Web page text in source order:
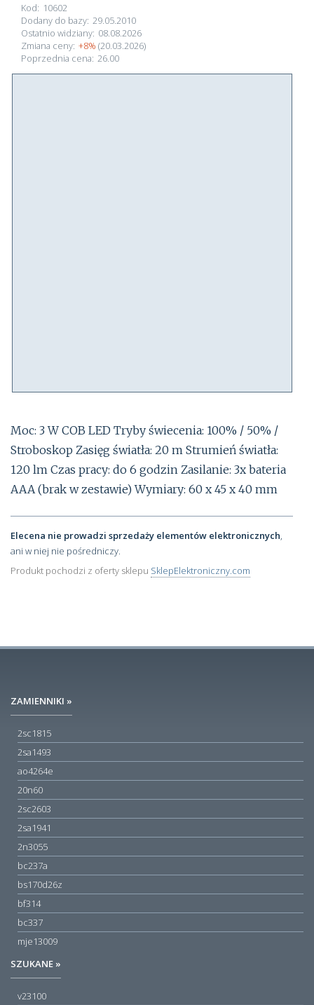
Kod: 10602
Dodany do bazy: 29.05.2010
Ostatnio widziany: 08.08.2026
Zmiana ceny: +8% (20.03.2026)
Poprzednia cena: 26.00
Moc: 3 W COB LED Tryby świecenia: 100% / 50% /
Stroboskop Zasięg światła: 20 m Strumień światła:
120 lm Czas pracy: do 6 godzin Zasilanie: 3x bateria
AAA (brak w zestawie) Wymiary: 60 x 45 x 40 mm
Elecena nie prowadzi sprzedaży elementów elektronicznych
ani w niej nie pośredniczy.
Produkt pochodzi z oferty sklepu SklepElektroniczny.com
ZAMIENNIKI »
2sc1815
2sa1493
ao4264e
20n60
2sc2603
2sa1941
2n3055
bc237a
bs170d26z
bf314
bc337
mje13009
SZUKANE »
v23100